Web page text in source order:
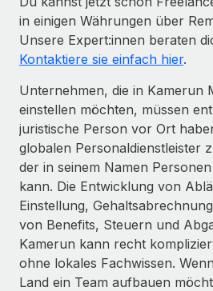
in einigen Währungen über
Unsere Expert:innen beraten
Kontaktiere sie einfach hier.
Unternehmen, die in Kamerun
einstellen möchten, müssen
juristische Person vor Ort
globalen Personaldienstleister
der in seinem Namen
kann. Die Entwicklung von
Einstellung,
von Benefits, Steuern und
Kamerun kann recht
ohne lokales Fachwissen.
Land ein Team aufbauen